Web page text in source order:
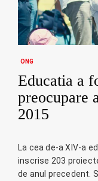
ONG
Educatia a
preocupare
2015
La cea de-a XIV-a
inscrise 203
de anul precedent.